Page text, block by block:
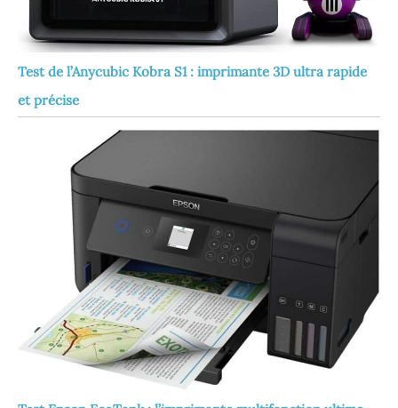
Test de l’Anycubic Kobra S1 : imprimante 3D ultra rapide
et précise